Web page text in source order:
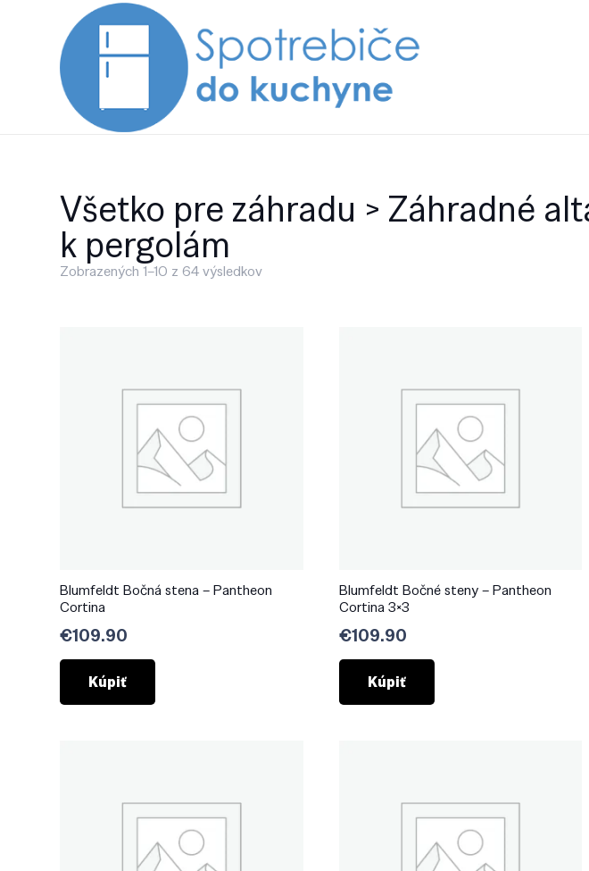
Všetko pre záhradu > Záhradné
k pergolám
Zobrazených 1–10 z 64 výsledkov
Blumfeldt Bočná stena – Pantheon
Cortina
€109.90
Kúpiť
Blumfeldt Bočné steny – Pantheon
Cortina 3×3
€109.90
Kúpiť